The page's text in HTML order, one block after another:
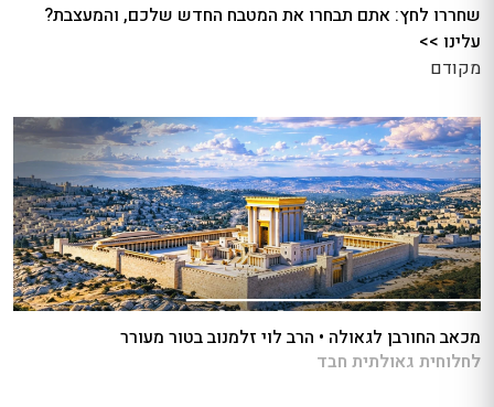
שחררו לחץ: אתם תבחרו את המטבח החדש שלכם, והמעצבת?
עלינו >>
מקודם
מכאב החורבן לגאולה • הרב לוי זלמנוב בטור מעורר
לחלוחית גאולתית חבד